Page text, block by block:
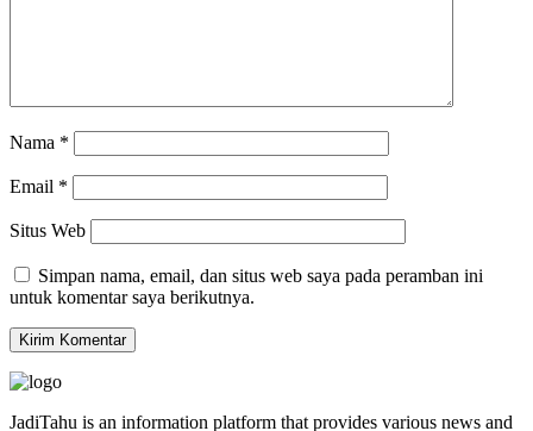
Nama *
Email *
Situs Web
Simpan nama, email, dan situs web saya pada peramban ini
untuk komentar saya berikutnya.
JadiTahu is an information platform that provides various news and